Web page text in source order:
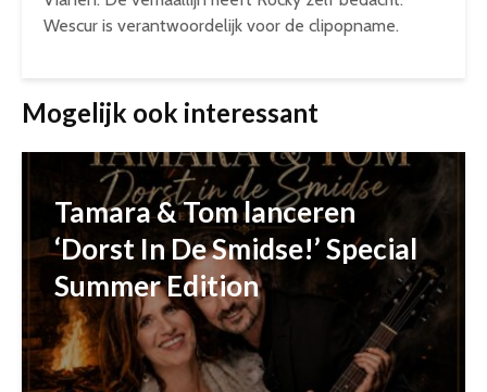
Wescur is verantwoordelijk voor de clipopname.
Mogelijk ook interessant
Tamara & Tom lanceren
‘Dorst In De Smidse!’ Special
Summer Edition